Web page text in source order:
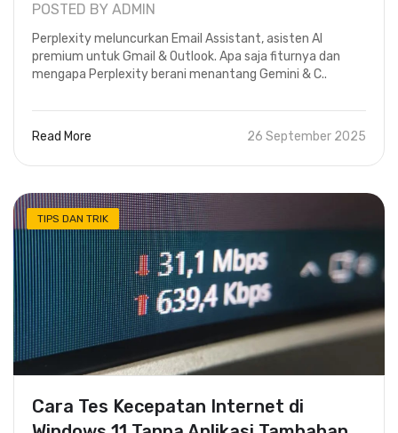
POSTED BY ADMIN
Perplexity meluncurkan Email Assistant, asisten AI
premium untuk Gmail & Outlook. Apa saja fiturnya dan
mengapa Perplexity berani menantang Gemini & C..
Read More 26 September 2025
TIPS DAN TRIK
Cara Tes Kecepatan Internet di